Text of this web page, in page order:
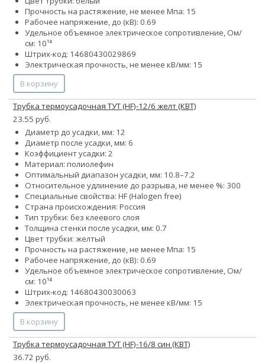
Прочность на растяжение, не менее Мпа: 15
Рабочее напряжение, до (кВ): 0.69
Удельное объемное электрическое сопротивление, Ом/
см: 10¹⁴
Штрих-код: 14680430029869
Электрическая прочность, не менее кВ/мм: 15
В корзину
Трубка термоусадочная ТУТ (HF)-12/6 желт (КВТ)
23.55 руб.
Диаметр до усадки, мм: 12
Диаметр после усадки, мм: 6
Коэффициент усадки: 2
Материал: полиолефин
Оптимальный диапазон усадки, мм: 10.8–7.2
Относительное удлинение до разрыва, не менее %: 300
Специальные свойства: HF (Halogen free)
Страна происхождения: Россия
Тип трубки: без клеевого слоя
Толщина стенки после усадки, мм: 0.7
Цвет трубки: желтый
Прочность на растяжение, не менее Мпа: 15
Рабочее напряжение, до (кВ): 0.69
Удельное объемное электрическое сопротивление, Ом/
см: 10¹⁴
Штрих-код: 14680430030063
Электрическая прочность, не менее кВ/мм: 15
В корзину
Трубка термоусадочная ТУТ (HF)-16/8 син (КВТ)
36.72 руб.